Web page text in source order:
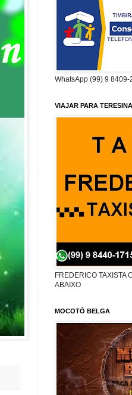
WhatsApp (99) 9 8409-
VIAJAR PARA
FREDERICO TAXISTA
ABAIXO
MOCOTÓ BELGA